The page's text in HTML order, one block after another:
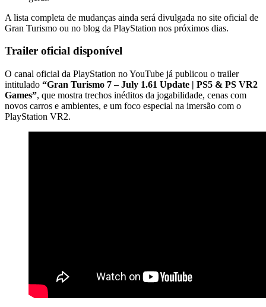
A lista completa de mudanças ainda será divulgada no site oficial de
Gran Turismo ou no blog da PlayStation nos próximos dias.
Trailer oficial disponível
O canal oficial da PlayStation no YouTube já publicou o trailer
intitulado “Gran Turismo 7 – July 1.61 Update | PS5 & PS VR2
Games”, que mostra trechos inéditos da jogabilidade, cenas com
novos carros e ambientes, e um foco especial na imersão com o
PlayStation VR2.